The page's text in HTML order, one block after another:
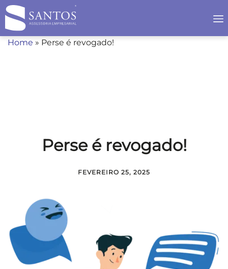
Home » Perse é revogado!
Perse é revogado!
FEVEREIRO 25, 2025